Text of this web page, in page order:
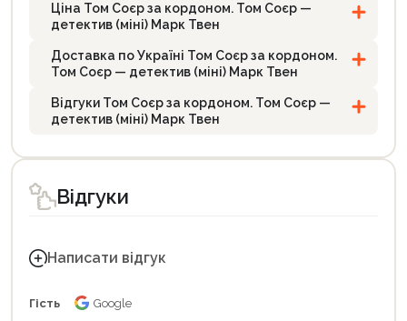
Ціна Том Соєр за кордоном. Том Соєр —
детектив (міні) Марк Твен
Доставка по Україні Том Соєр за кордоном.
Том Соєр — детектив (міні) Марк Твен
Відгуки Том Соєр за кордоном. Том Соєр —
детектив (міні) Марк Твен
Відгуки
Написати відгук
Гість Google